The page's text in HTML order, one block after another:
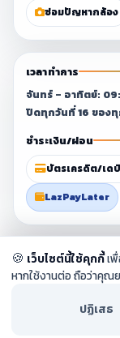
ซ่อมปัญหากล้อง
เวลาทำการ
จันทร์ – อาทิตย์:
ปิดทุกวันที่ 16 ของ
ชำระเงิน/ผ่อน
บัตรเครดิต/เด
LazPayLater
🍪 เว็บไซต์นี้ใช้คุกกี้เ
หากใช้งานต่อ ถือว่าคุณ
ปฏิเสธ